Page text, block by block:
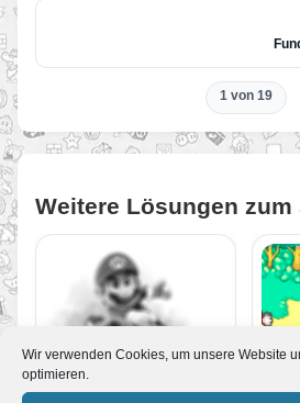
Wir verwenden Cookies, um unsere Website
optimieren.
1 von 19
Weitere Lösungen zum